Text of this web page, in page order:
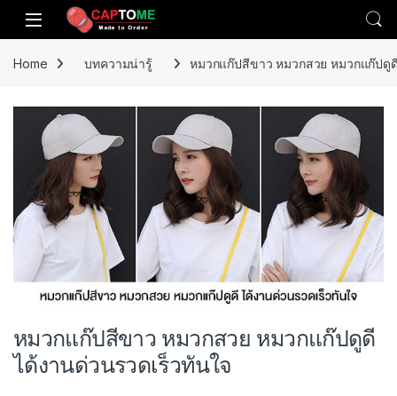
Skip to navigation
Skip to content
Open
Home บทความน่ารู้ หมวกแก๊ปสีขาว หมวกสวย หมวกแก๊ปดู
หมวกแก๊ปสีขาว หมวกสวย หมวกแก๊ปดูดี
ได้งานด่วนรวดเร็วทันใจ